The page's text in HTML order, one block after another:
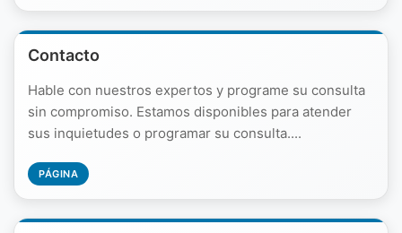
Contacto
Hable con nuestros expertos y programe su consulta
sin compromiso. Estamos disponibles para atender
sus inquietudes o programar su consulta....
PÁGINA